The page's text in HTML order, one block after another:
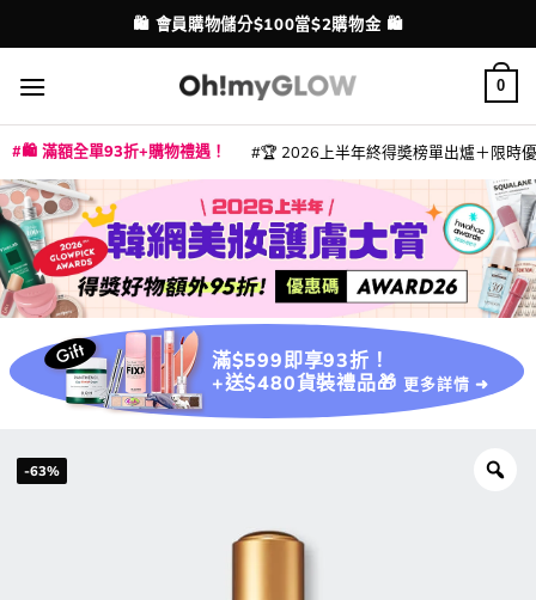
to
content
配送港澳
🛍️ 會員購物儲分$100當$2購物金 🛍️
💳 支援消費券、FPS、八達通、PAYME、信用卡付款
0
🛍️ 滿額全單93折+購物禮遇！ 🏆 2026上半年終得奬榜單出爐＋限時
滿$599即享93折！
+送$480貨裝禮品🎁 更多詳情 ➜
-63%